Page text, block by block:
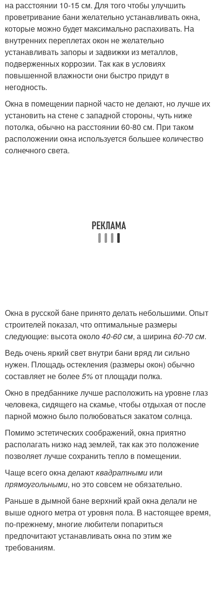
на расстоянии 10-15 см. Для того чтобы улучшить
проветривание бани желательно устанавливать окна,
которые можно будет максимально распахивать. На
внутренних переплетах окон не желательно
устанавливать запоры и задвижки из металлов,
подверженных коррозии. Так как в условиях
повышенной влажности они быстро придут в
негодность.
Окна в помещении парной часто не делают, но лучше их
установить на стене с западной стороны, чуть ниже
потолка, обычно на расстоянии 60-80 см. При таком
расположении окна используется большее количество
солнечного света.
Окна в русской бане принято делать небольшими. Опыт
строителей показал, что оптимальные размеры
следующие: высота около40-60 см, а ширина60-70 см.
Ведь очень яркий свет внутри бани вряд ли сильно
нужен. Площадь остекления (размеры окон) обычно
составляет не более5%от площади полка.
Окно в предбаннике лучше расположить на уровне глаз
человека, сидящего на скамье, чтобы отдыхая от после
парной можно было полюбоваться закатом солнца.
Помимо эстетических соображений, окна приятно
располагать низко над землей, так как это положение
позволяет лучше сохранить тепло в помещении.
Чаще всего окна делаютквадратными или
прямоугольными, но это совсем не обязательно.
Раньше в дымной бане верхний край окна делали не
выше одного метра от уровня пола. В настоящее время,
по-прежнему, многие любители попариться
предпочитают устанавливать окна по этим же
требованиям.